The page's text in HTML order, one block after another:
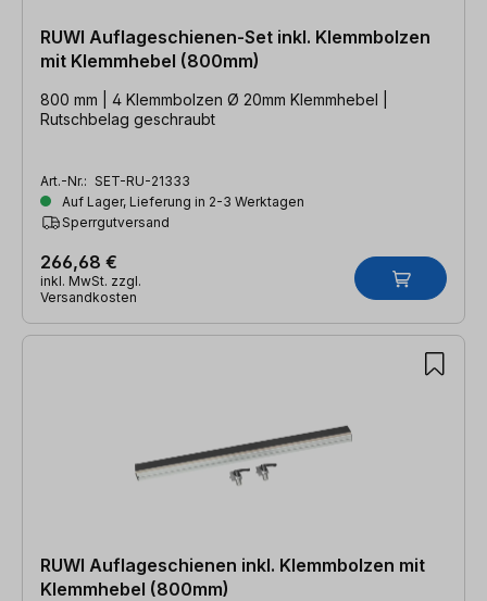
RUWI Auflageschienen-Set inkl. Klemmbolzen
mit Klemmhebel (800mm)
800 mm | 4 Klemmbolzen Ø 20mm Klemmhebel |
Rutschbelag geschraubt
Art.-Nr.: SET-RU-21333
Auf Lager, Lieferung in 2-3 Werktagen
Sperrgutversand
266,68 €
inkl. MwSt. zzgl.
Versandkosten
RUWI Auflageschienen inkl. Klemmbolzen mit
Klemmhebel (800mm)